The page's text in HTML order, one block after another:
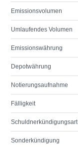
Emissionsvolumen
Umlaufendes Volumen
Emissionswährung
Depotwährung
Notierungsaufnahme
Fälligkeit
Schuldnerkündigungsart
Sonderkündigung